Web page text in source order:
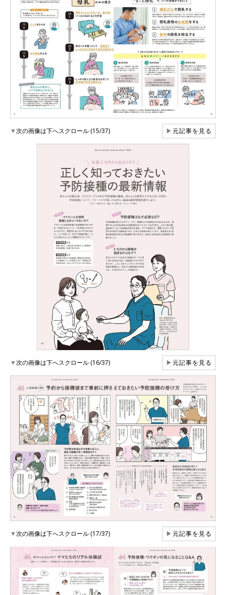
▼次の画像は下へスクロール (15/37) ▶元記事を見る
▼次の画像は下へスクロール (16/37) ▶元記事を見る
▼次の画像は下へスクロール (17/37) ▶元記事を見る